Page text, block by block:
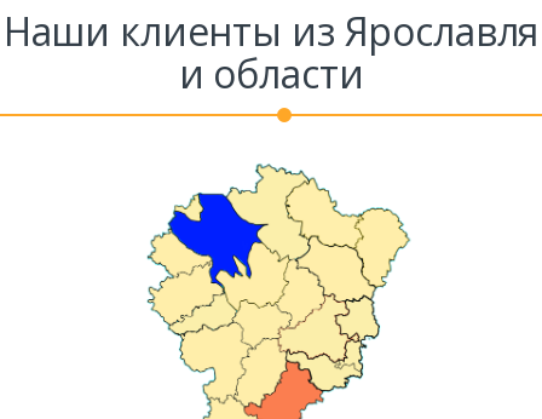
Наши клиенты из Ярославля
и области